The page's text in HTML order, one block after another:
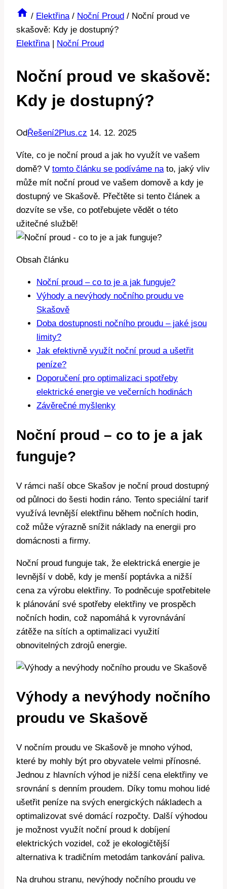
/ Elektřina / Noční Proud / Noční proud ve
skašově: Kdy je dostupný?
Elektřina| Noční Proud
Noční proud ve skašově:
Kdy je dostupný?
Od Řešení2Plus.cz 14. 12. 2025
Víte, co je noční proud a jak ho využít ve vašem
domě? V tomto článku se podíváme nato, jaký vliv
může mít noční proud ve vašem domově a kdy je
dostupný ve Skašově. Přečtěte si tento článek a
dozvíte se vše, co potřebujete vědět o této
užitečné službě!
Obsah článku
Noční proud – co to je a jak funguje?
Výhody a nevýhody nočního proudu ve
Skašově
Doba dostupnosti nočního proudu – jaké jsou
limity?
Jak efektivně využít noční proud a ušetřit
peníze?
Doporučení pro optimalizaci spotřeby
elektrické energie ve večerních hodinách
Závěrečné myšlenky
Noční proud – co to je a jak
funguje?
V rámci naší obce Skašov je noční proud dostupný
od půlnoci do šesti hodin ráno. Tento speciální tarif
využívá levnější elektřinu během nočních hodin,
což může výrazně snížit náklady na energii pro
domácnosti a firmy.
Noční proud funguje tak, že elektrická energie je
levnější v době, kdy je menší poptávka a nižší
cena za výrobu elektřiny. To podněcuje spotřebitele
k plánování své spotřeby elektřiny ve prospěch
nočních hodin, což napomáhá k vyrovnávání
zátěže na sítích a optimalizaci využití
obnovitelných zdrojů energie.
Výhody a nevýhody nočního
proudu ve Skašově
V nočním proudu ve Skašově je mnoho výhod,
které by mohly být pro obyvatele velmi přínosné.
Jednou z hlavních výhod je nižší cena elektřiny ve
srovnání s denním proudem. Díky tomu mohou lidé
ušetřit peníze na svých energických nákladech a
optimalizovat své domácí rozpočty. Další výhodou
je možnost využít noční proud k dobíjení
elektrických vozidel, což je ekologičtější
alternativa k tradičním metodám tankování paliva.
Na druhou stranu, nevýhody nočního proudu ve